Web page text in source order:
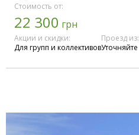
Стоимость от:
22 300 грн
Акции и скидки:
Для групп и коллективов
Проезд из:
Уточняйте